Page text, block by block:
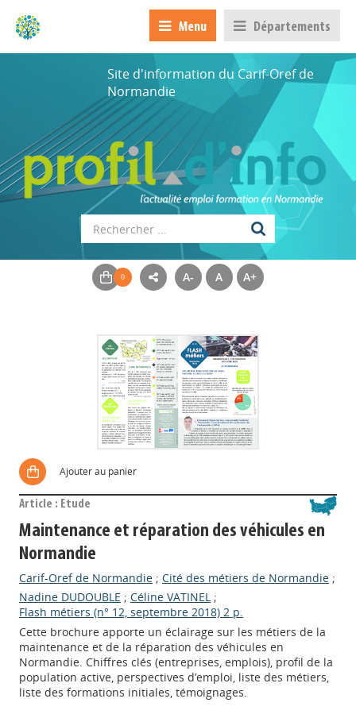
Menu Départements
Site d'information du Carif-Oref de
Normandie
A- A A+
Ajouter au panier
Article : Etude
Maintenance et réparation des véhicules en
Normandie
Carif-Oref de Normandie ;Cité des métiers de Normandie ;
Nadine DUDOUBLE ;Céline VATINEL ;
Flash métiers (n° 12, septembre 2018) 2 p.
Cette brochure apporte un éclairage sur les métiers de la
maintenance et de la réparation des véhicules en
Normandie. Chiffres clés (entreprises, emplois), profil de la
population active, perspectives d’emploi, liste des métiers,
liste des formations initiales, témoignages.